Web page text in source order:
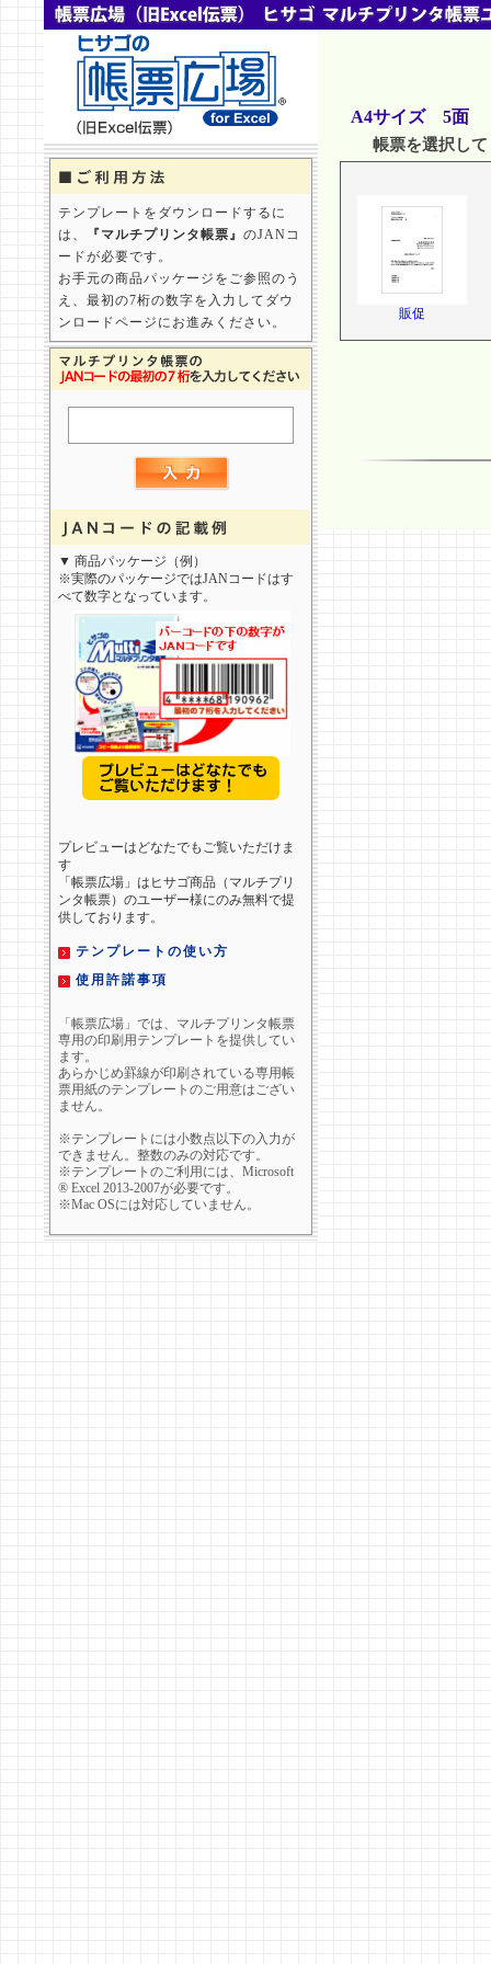
テンプレートをダウンロードするに
は、
『マルチプリンタ帳票』 のJANコ
ードが必要です。
お手元の商品パッケージをご参照のう
え、最初の7桁の数字を入力してダウ
ンロードページにお進みください。
▼ 商品パッケージ（例）
※実際のパッケージではJANコードはす
べて数字となっています。
プレビューはどなたでもご覧いただけま
す
「帳票広場」はヒサゴ商品（マルチプリ
ンタ帳票）のユーザー様にのみ無料で提
供しております。
テンプレートの使い方
使用許諾事項
「帳票広場」では、マルチプリンタ帳票
専用の印刷用テンプレートを提供してい
ます。
あらかじめ罫線が印刷されている専用帳
票用紙のテンプレートのご用意はござい
ません。
※テンプレートには小数点以下の入力が
できません。整数のみの対応です。
※テンプレートのご利用には、Microsoft
® Excel 2013-2007が必要です。
※Mac OSには対応していません。
A4サイズ 5面
帳票を選択し
販促